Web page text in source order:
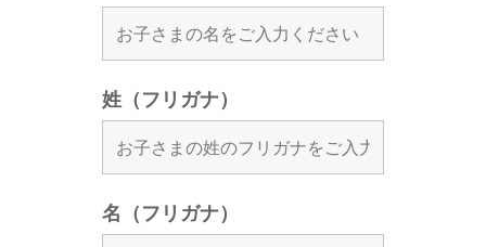
姓（フリガナ）
名（フリガナ）